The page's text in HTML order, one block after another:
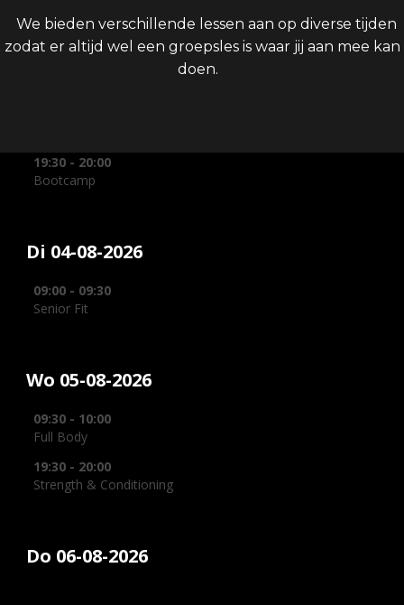
We bieden verschillende lessen aan op diverse tijden
zodat er altijd wel een groepsles is waar jij aan mee kan
doen.